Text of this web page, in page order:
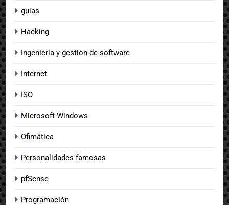
guias
Hacking
Ingeniería y gestión de software
Internet
ISO
Microsoft Windows
Ofimática
Personalidades famosas
pfSense
Programación